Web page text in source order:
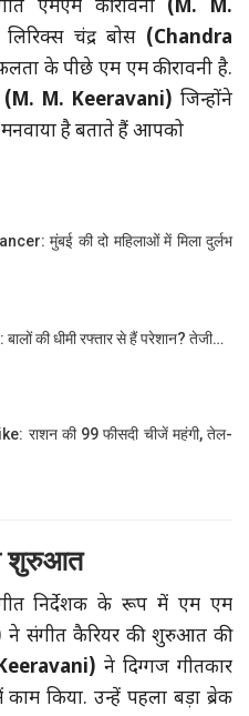
एमएम कीरावनी (M. M.
चंद्र बोस(Chandra
के पीछे एम एम कीरावनी है.
(M. M. Keeravani) जिन्होंने
मनवाया है बताते हैं आपको
मुंबई की दो महिलाओं में मिला दुर्लभ
की धीमी रफ्तार से हैं परेशान? तेजी…
राशन की 99 फीसदी चीजें महंगी, तेल-
शुरुआत
निर्देशक के रूप में एम एम
ने संगीत कैरियर की शुरुआत की
ने दिग्गज गीतकार
काम किया. उन्हें पहला बड़ा ब्रेक